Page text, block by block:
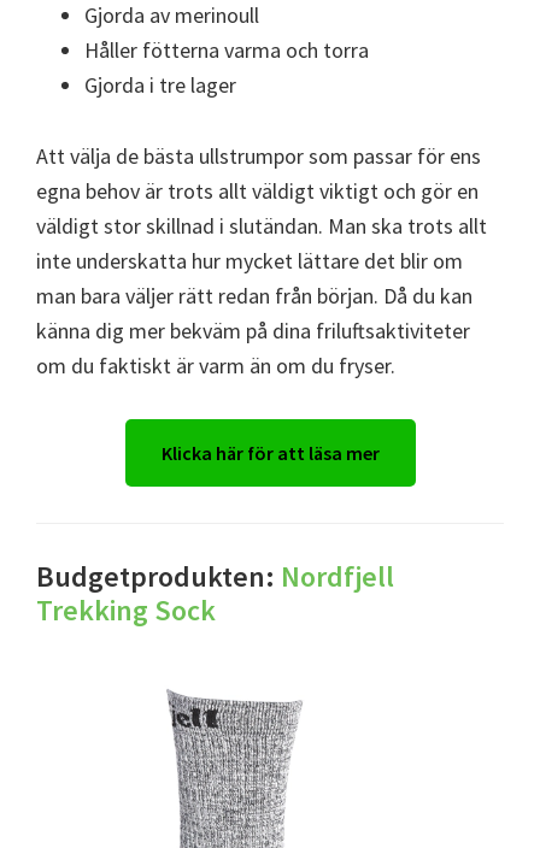
Gjorda av merinoull
Håller fötterna varma och torra
Gjorda i tre lager
Att välja de bästa ullstrumpor som passar för ens
egna behov är trots allt väldigt viktigt och gör en
väldigt stor skillnad i slutändan. Man ska trots allt
inte underskatta hur mycket lättare det blir om
man bara väljer rätt redan från början. Då du kan
känna dig mer bekväm på dina friluftsaktiviteter
om du faktiskt är varm än om du fryser.
Klicka här för att läsa mer
Budgetprodukten: Nordfjell
Trekking Sock